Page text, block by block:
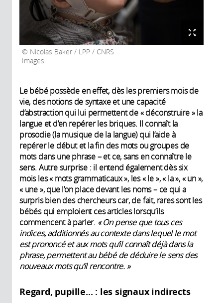
Nicolas Baker / LPP / CNRS
Images
Le bébé possède en effet, dès les premiers mois de
vie, des notions de syntaxe et une capacité
d’abstraction qui lui permettent de « déconstruire » la
langue et d’en repérer les briques. Il connaît la
prosodie (la musique de la langue) qui l’aide à
repérer le début et la fin des mots ou groupes de
mots dans une phrase – et ce, sans en connaître le
sens. Autre surprise : il entend également dès six
mois les « mots grammaticaux », les « le », « la », « un »,
« une », que l’on place devant les noms – ce qui a
surpris bien des chercheurs car, de fait, rares sont les
bébés qui emploient ces articles lorsqu’ils
commencent à parler. « On pense que tous ces
indices, additionnés au contexte dans lequel le mot
est prononcé et aux mots qu’il connaît déjà dans la
phrase, permettent au bébé de déduire le sens des
nouveaux mots qu’il rencontre. »
Regard, pupille... : les signaux indirects